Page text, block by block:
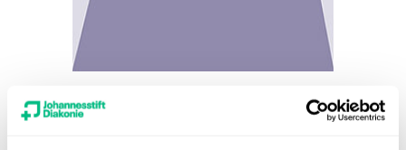
Pfarrerin